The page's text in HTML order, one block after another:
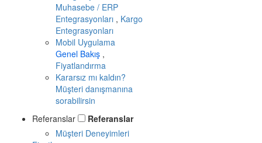
Muhasebe / ERP
Entegrasyonları , Kargo
Entegrasyonları
Mobil Uygulama
Genel Bakış ,
Fiyatlandırma
Kararsız mı kaldın?
Müşteri danışmanına
sorabilirsin
Referanslar
Referanslar
Müşteri Deneyimleri